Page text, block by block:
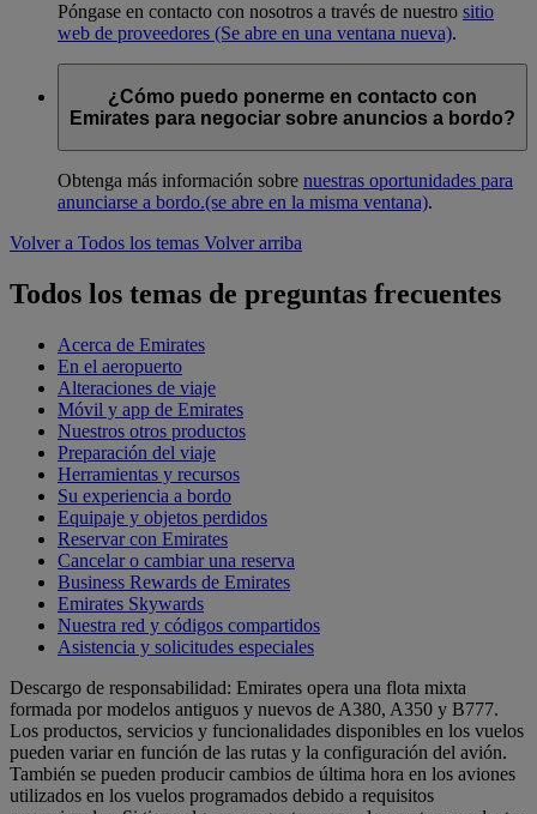
Póngase en contacto con nosotros a través de nuestro sitio
web de proveedores (Se abre en una ventana nueva).
¿Cómo puedo ponerme en contacto con
Emirates para negociar sobre anuncios a bordo?
Obtenga más información sobre nuestras oportunidades para
anunciarse a bordo.(se abre en la misma ventana).
Volver a Todos los temas Volver arriba
Todos los temas de preguntas frecuentes
Acerca de Emirates
En el aeropuerto
Alteraciones de viaje
Móvil y app de Emirates
Nuestros otros productos
Preparación del viaje
Herramientas y recursos
Su experiencia a bordo
Equipaje y objetos perdidos
Reservar con Emirates
Cancelar o cambiar una reserva
Business Rewards de Emirates
Emirates Skywards
Nuestra red y códigos compartidos
Asistencia y solicitudes especiales
Descargo de responsabilidad: Emirates opera una flota mixta
formada por modelos antiguos y nuevos de A380, A350 y B777.
Los productos, servicios y funcionalidades disponibles en los vuelos
pueden variar en función de las rutas y la configuración del avión.
También se pueden producir cambios de última hora en los aviones
utilizados en los vuelos programados debido a requisitos